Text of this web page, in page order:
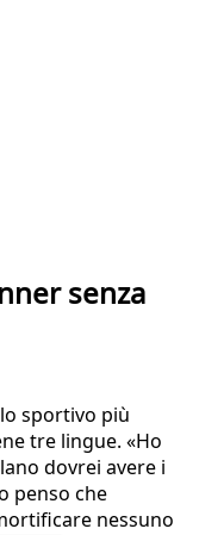
senza
sportivo più
tre lingue. «Ho
dovrei avere i
penso che
nessuno